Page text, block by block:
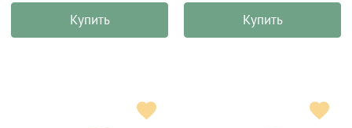
Купить Купить